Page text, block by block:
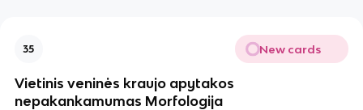
35 New cards
Vietinis veninės kraujo apytakos
nepakankamumas Morfologija